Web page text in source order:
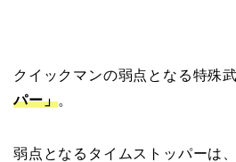
クイックマンの弱点となる特殊
パー」。
弱点となるタイムストッパーは